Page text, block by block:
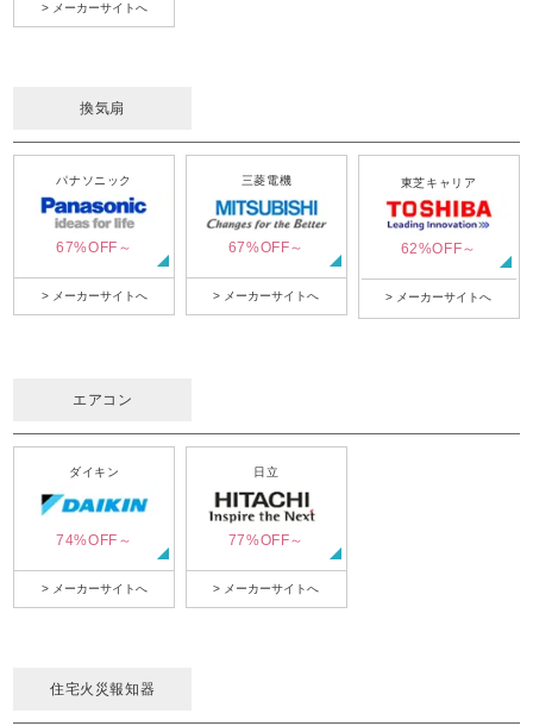
> メーカーサイトへ
換気扇
パナソニック
67%OFF～
> メーカーサイトへ
三菱電機
67%OFF～
> メーカーサイトへ
東芝キャリア
62%OFF～
> メーカーサイトへ
エアコン
ダイキン
74%OFF～
> メーカーサイトへ
日立
77%OFF～
> メーカーサイトへ
住宅火災報知器